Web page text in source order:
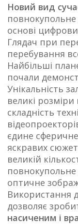
Новий вид
основі
Глядач при
перебування
Найбільші
почали
Унікальність
великі розміри
складність
єдине
яскравих
великій
оптичне
Використання
дозволяє
насиченим і